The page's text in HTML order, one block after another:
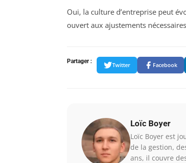
Oui, la culture d’entreprise peut
ouvert aux ajustements
Partager :
Twitter Facebook
Loïc Boyer
Loïc Boyer est
de la gestion,
ans, il couvre